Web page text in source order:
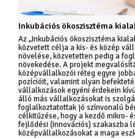
Inkubációs ökoszisztéma
Az „Inkubációs ökoszisztéma
közvetett célja a kis- és közép
növelése, közvetetten pedig a
növekedése. A projekt
középvállalkozói réteg egyre
pozícióit, valamint olyan
vállalkozások egyéni érdekein
álló más vállalkozásokat is
foglalkoztatottak jó színvonalú
célkitűzése, hogy a kezdő mikro-
fejlődési (innovációs) szakaszba
középvállalkozásokat a maga